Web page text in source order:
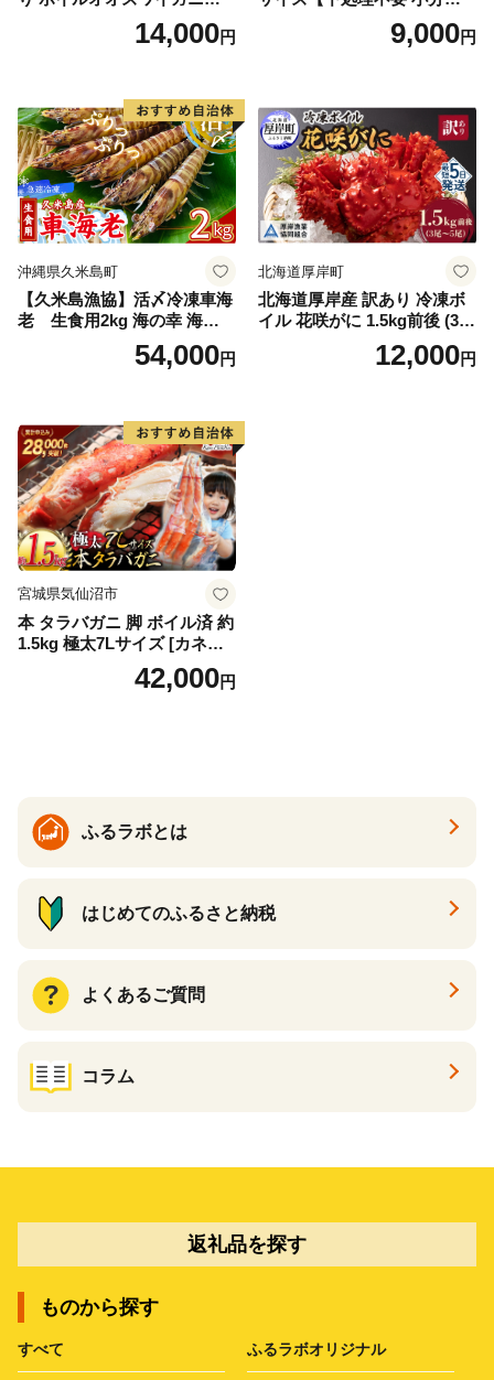
kg《1kg(４尾～５尾)×2》【e
r002-051-a】 / ふるさと納税
イル済み 冷凍 カニ 蟹 かに
カニ味噌 甲羅 お得 格安 小ぶ
り 解凍 カニ鍋 甲羅焼き 海鮮
返礼品 特産品 新鮮 濃厚 旨み
簡単調理 家庭用 ギフト グル
メ
14,000円
50g×2P 訳あり サイズ不揃い
バナメイエビ バラ凍結】
9,000円
沖縄県久米島町
【久米島漁協】活〆冷凍車海
老 生食用2kg 海の幸 海鮮
車えび クルマエビ 高級食材
生食 刺身 鮮度抜群 プリプリ
り物 お歳暮 お中元
54,000円
北海道厚岸町
北海道厚岸産 訳あり 冷凍ボ
イル 花咲がに 1.5kg前後 (3尾
～5尾入) 蟹 花咲ガニ 魚介類
魚介 [№5863-1090]12,000円
宮城県気仙沼市
本 タラバガニ 脚 ボイル済 約
1.5kg 極太7Lサイズ [カネダ
イ 宮城県 気仙沼市 2056432
6] カニ かに 蟹 たらばがに た
42,000円
ふるラボとは
はじめてのふるさと納税
よくあるご質問
コラム
返礼品を探す
ものから探す
すべて ふるラボオリジナル